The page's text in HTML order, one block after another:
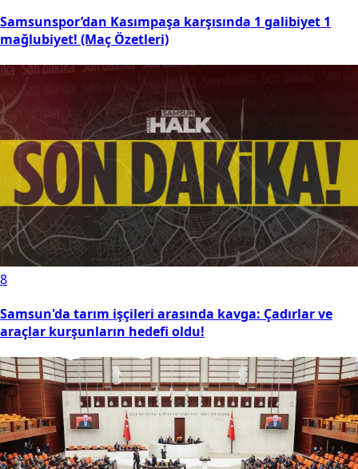
Samsunspor’dan Kasımpaşa karşısında 1 galibiyet 1
mağlubiyet! (Maç Özetleri)
8
Samsun'da tarım işçileri arasında kavga: Çadırlar ve
araçlar kurşunların hedefi oldu!